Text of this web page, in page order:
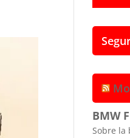
BMW
Sobre la